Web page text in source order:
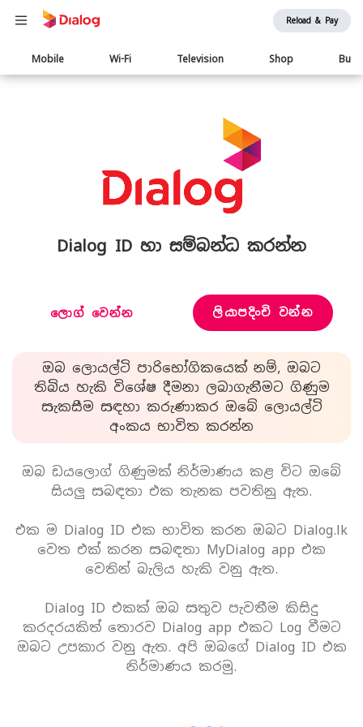
Reload & Pay
Main
navigation
Mobile Wi-Fi Television Shop
Dialog ID හා සම්බන්ධ කරන්න
ලොග් වෙන්න ලියාපදිංචි වන්න
ඔබ ලොයල්ටි පාරිභෝගිකයෙක් නම්, ඔබට
තිබිය හැකි විශේෂ දීමනා ලබාගැනීමට ගිණුම
සැකසීම සඳහා කරුණාකර ඔබේ ලොයල්ටි
අංකය භාවිත කරන්න
ඔබ ඩයලොග් ගිණුමක් නිර්මාණය කළ විට ඔබේ
සියලු සබඳතා එක තැනක පවතිනු ඇත.
එක ම Dialog ID එක භාවිත කරන ඔබට Dialog.lk
වෙත එක් කරන සබඳතා MyDialog app එක
වෙතින් බැලිය හැකි වනු ඇත.
Dialog ID එකක් ඔබ සතුව පැවතීම කිසිදු
කරදරයකිත් තොරව Dialog app එකට Log වීමට
ඔබට උපකාර වනු ඇත. අපි ඔබගේ Dialog ID එක
නිර්මාණය කරමු.